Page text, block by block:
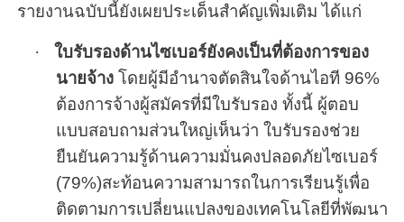
รายงานฉบับนี้ยังเผยประเด็นสำคัญเพิ่มเติม ได้แก่
·
ใบรับรองด้านไซเบอร์ยังคงเป็นที่ต้องการของ
นายจ้าง โดยผู้มีอำนาจตัดสินใจด้านไอที 96%
ต้องการจ้างผู้สมัครที่มีใบรับรอง ทั้งนี้ ผู้ตอบ
แบบสอบถามส่วนใหญ่เห็นว่า ใบรับรองช่วย
ยืนยันความรู้ด้านความมั่นคงปลอดภัยไซเบอร์
(79%)สะท้อนความสามารถในการเรียนรู้เพื่อ
ติดตามการเปลี่ยนแปลงของเทคโนโลยีที่พัฒนา